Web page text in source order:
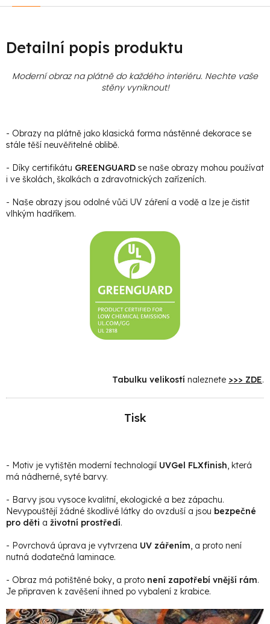
Detailní popis produktu
Moderní obraz na plátně do každého interiéru. Nechte vaše
stěny vyniknout!
- Obrazy na plátně jako klasická forma nástěnné dekorace se
stále těší neuvěřitelné oblibě.
- Díky certifikátu GREENGUARD se naše obrazy mohou používat
i ve školách, školkách a zdravotnických zařízeních.
- Naše obrazy jsou odolné vůči UV záření a vodě a lze je čistit
vlhkým hadříkem.
Tabulku velikostí naleznete >>> ZDE.
Tisk
- Motiv je vytištěn moderní technologií UVGel FLXfinish, která
má nádherné, syté barvy.
- Barvy jsou vysoce kvalitní, ekologické a bez zápachu.
Nevypouštějí žádné škodlivé látky do ovzduší a jsou bezpečné
pro děti a životní prostředí.
- Povrchová úprava je vytvrzena UV zářením, a proto není
nutná dodatečná laminace.
- Obraz má potištěné boky, a proto není zapotřebí vnější rám.
Je připraven k zavěšení ihned po vybalení z krabice.